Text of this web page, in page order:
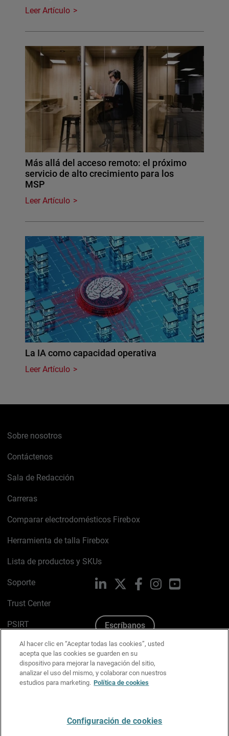
Leer Artículo
Más allá del acceso remoto: el próximo
servicio de alto crecimiento para los
MSP
Leer Artículo
La IA como capacidad operativa
Leer Artículo
Sobre nosotros
Contáctenos
Sala de Redacción
Carreras
Comparar electrodomésticos Firebox
Herramienta de talla Firebox
Lista de productos y SKUs
Soporte
Trust Center
PSIRT
Política de cookies
Política de privacidad
Kit de medios y marca
LinkedIn FacebookInstagramYouTube
Escríbanos
Al hacer clic en “Aceptar todas las cookies”, usted
acepta que las cookies se guarden en su
dispositivo para mejorar la navegación del sitio,
analizar el uso del mismo, y colaborar con nuestros
estudios para marketing. Política de cookies
Configuración de cookies